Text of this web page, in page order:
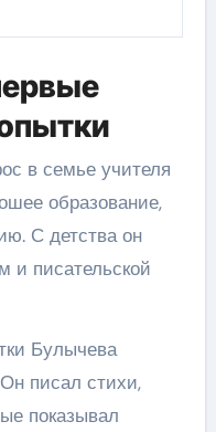
в семье учителя
образование,
С детства он
и писательской
Булычева
писал стихи,
показывал